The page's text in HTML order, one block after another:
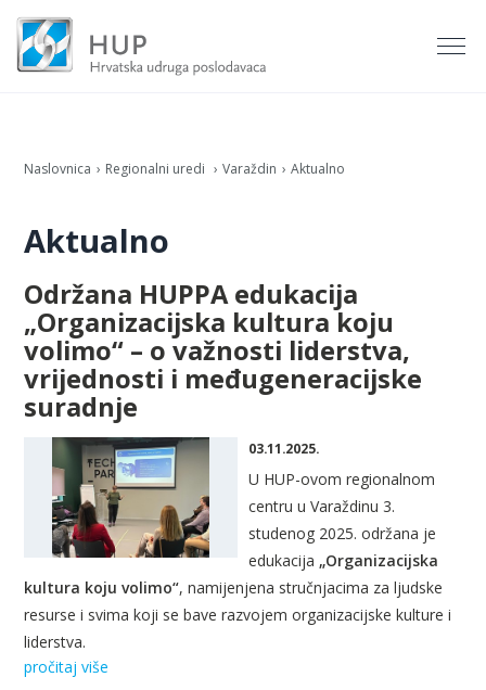
Naslovnica Regionalni uredi Varaždin Aktualno
Aktualno
Održana HUPPA edukacija
„Organizacijska kultura koju
volimo“ – o važnosti liderstva,
vrijednosti i međugeneracijske
suradnje
03.11.2025.
U HUP-ovom regionalnom
centru u Varaždinu 3.
studenog 2025. održana je
edukacija „Organizacijska
kultura koju volimo“, namijenjena stručnjacima za ljudske
resurse i svima koji se bave razvojem organizacijske kulture i
liderstva.
pročitaj više